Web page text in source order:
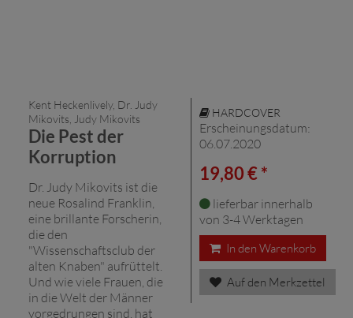
Kent Heckenlively, Dr. Judy
Mikovits, Judy Mikovits
Die Pest der
Korruption
Dr. Judy Mikovits ist die
neue Rosalind Franklin,
eine brillante Forscherin,
die den
"Wissenschaftsclub der
alten Knaben" aufrüttelt.
Und wie viele Frauen, die
in die Welt der Männer
vorgedrungen sind, hat
HARDCOVER
Erscheinungsdatum:
06.07.2020
19,80 € *
lieferbar innerhalb
von 3-4 Werktagen
In den Warenkorb
Auf den Merkzettel